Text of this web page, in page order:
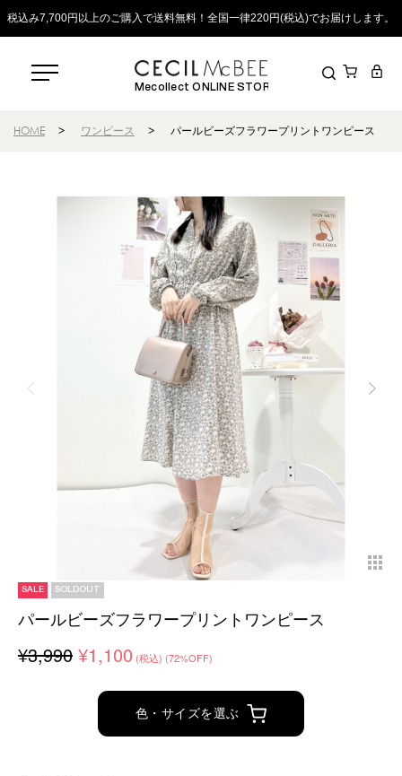
税込み7,700円以上のご購入で送料無料！全国一律220円(税込)でお届けします。
Mecollect ONLINE STORE
HOME > ワンピース > パールビーズフラワープリントワンピース
SALE SOLDOUT
パールビーズフラワープリントワンピース
¥3,990 ¥1,100 (税込) (72%OFF)
色・サイズを選ぶ